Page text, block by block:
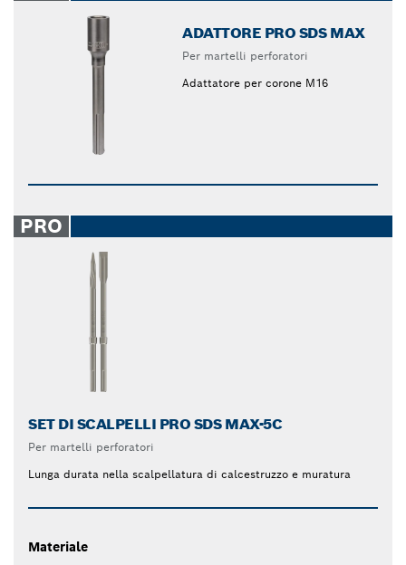
ADATTORE PRO SDS MAX
Per martelli perforatori
Adattatore per corone M16
PRO
SET DI SCALPELLI PRO SDS MAX-5C
Per martelli perforatori
Lunga durata nella scalpellatura di calcestruzzo e muratura
Materiale